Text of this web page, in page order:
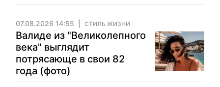
07.08.2026 14:55 СТИЛЬ ЖИЗНИ
Валиде из "Великолепного
века" выглядит
потрясающе в свои 82
года (фото)